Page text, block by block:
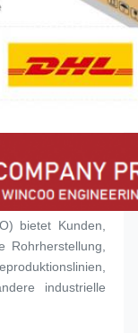
bietet Kunden,
Rohrherstellung,
industrielle